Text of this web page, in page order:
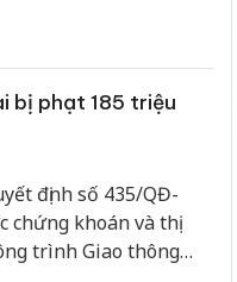
bị phạt 185 triệu
định số 435/QĐ-
chứng khoán và thị
trình Giao thông
Công an Thanh Hóa
tìm bị hại trong vụ
Thanh Hóa: Tìm bị
hại trong vụ án buôn
bán bình sữa